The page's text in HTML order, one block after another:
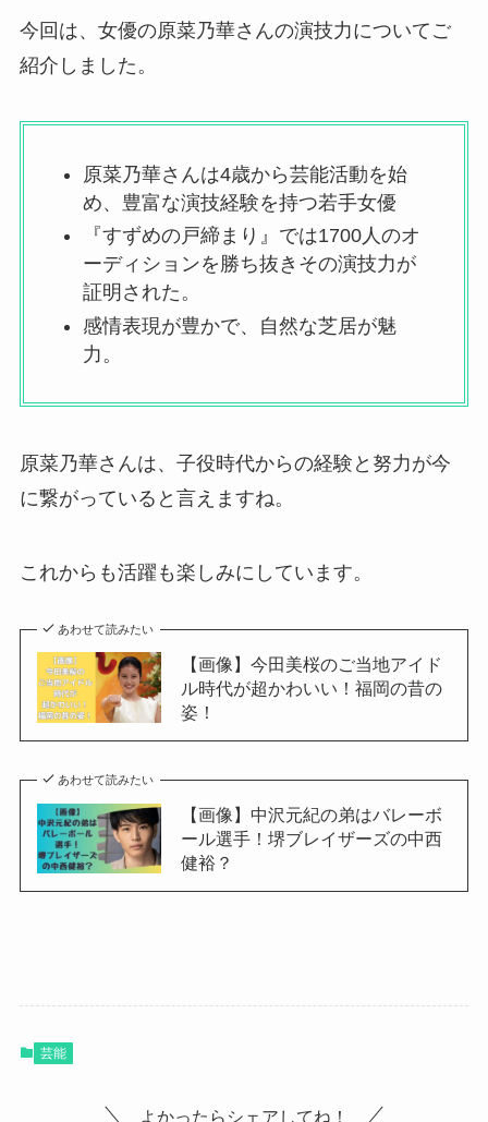
今回は、女優の原菜乃華さんの演技力についてご
紹介しました。
原菜乃華さんは4歳から芸能活動を始
め、豊富な演技経験を持つ若手女優
『すずめの戸締まり』では1700人のオ
ーディションを勝ち抜きその演技力が
証明された。
感情表現が豊かで、自然な芝居が魅
力。
原菜乃華さんは、子役時代からの経験と努力が今
に繋がっていると言えますね。
これからも活躍も楽しみにしています。
あわせて読みたい
【画像】今田美桜のご当地アイド
ル時代が超かわいい！福岡の昔の
姿！
あわせて読みたい
【画像】中沢元紀の弟はバレーボ
ール選手！堺ブレイザーズの中西
健裕？
芸能
よかったらシェアしてね！